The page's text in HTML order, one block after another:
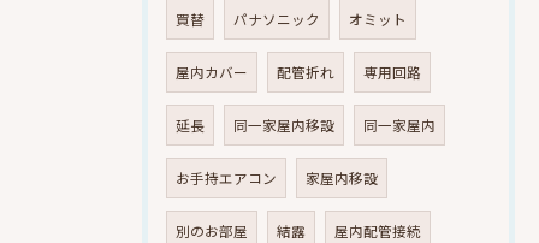
買替 パナソニック オミット
屋内カバー 配管折れ 専用回路
延長 同一家屋内移設 同一家屋内
お手持エアコン 家屋内移設
別のお部屋 結露 屋内配管接続